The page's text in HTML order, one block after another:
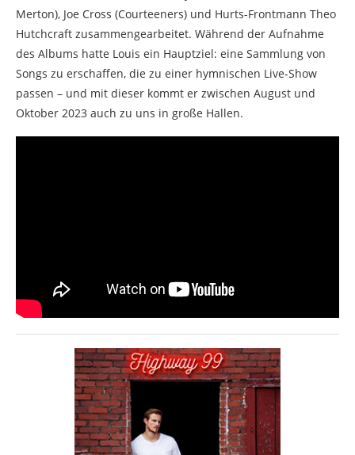
Merton), Joe Cross (Courteeners) und Hurts-Frontmann Theo
Hutchcraft zusammengearbeitet. Während der Aufnahme
des Albums hatte Louis ein Hauptziel: eine Sammlung von
Songs zu erschaffen, die zu einer hymnischen Live-Show
passen – und mit dieser kommt er zwischen August und
Oktober 2023 auch zu uns in große Hallen.